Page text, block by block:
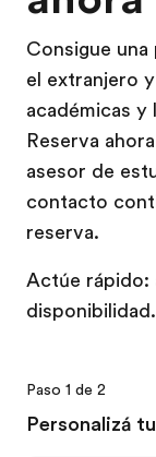
Oficinas
Encontrá una oficina
Sobre nosotros
Quiénes somos
Trabajos
Uníte al equipo
Consigue una
el extranjero
académicas y
Reserva
asesor de
contacto
reserva.
Actúe rápido:
disponibilidad.
Paso 1 de 2
Personalizá